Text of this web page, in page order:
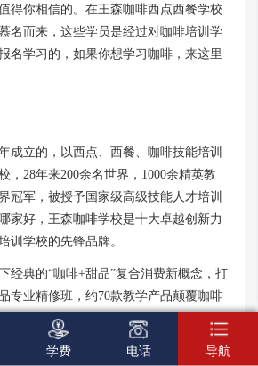
得你相信的。在王森咖啡西点西餐学校
名而来，这些学员是经过对咖啡培训学
名学习的，如果你想学习咖啡，来这里
成立的，以西点、西餐、咖啡技能培训
，28年来200余名世界，1000余精英教
冠军，被授予国家级高级技能人才培训
家好，王森咖啡学校是十大卓越创新力
训学校的先锋品牌。
经典的“咖啡+甜品”复合消费新概念，打
专业精修班，约70款教学产品颠覆咖啡
天，你就是咖啡甜品达人。
咖啡培训速
学校是首选。

学费

电话

导航